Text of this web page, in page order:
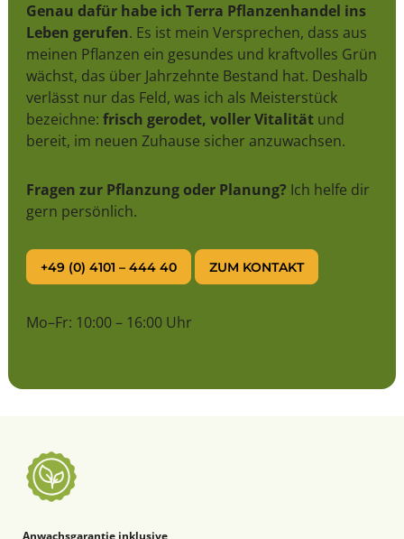
Genau dafür habe ich Terra Pflanzenhandel ins
Leben gerufen. Es ist mein Versprechen, dass aus
meinen Pflanzen ein gesundes und kraftvolles Grün
wächst, das über Jahrzehnte Bestand hat. Deshalb
verlässt nur das Feld, was ich als Meisterstück
bezeichne: frisch gerodet, voller Vitalitätund
bereit, im neuen Zuhause sicher anzuwachsen.
Fragen zur Pflanzung oder Planung? Ich helfe dir
gern persönlich.
+49 (0) 4101 – 444 40 ZUM KONTAKT
Mo–Fr: 10:00 – 16:00 Uhr
Anwachsgarantie inklusive